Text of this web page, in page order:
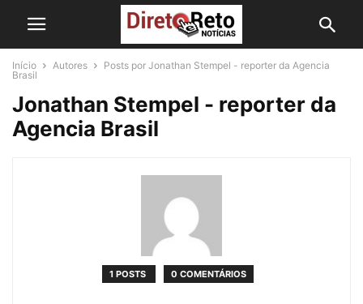
Início Autores
Posts por Jonathan Stempel - reporter da Agencia
Brasil
Jonathan Stempel - reporter da
Agencia Brasil
1 POSTS 0 COMENTÁRIOS